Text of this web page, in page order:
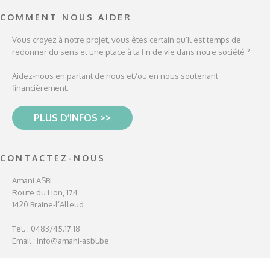
COMMENT NOUS AIDER
Vous croyez à notre projet, vous êtes certain qu’il est temps de
redonner du sens et une place à la fin de vie dans notre société ?
Aidez-nous en parlant de nous et/ou en nous soutenant
financièrement.
PLUS D’INFOS >>
CONTACTEZ-NOUS
Amani ASBL
Route du Lion, 174
1420 Braine-l’Alleud
Tel. : 0483/45.17.18
Email : info@amani-asbl.be